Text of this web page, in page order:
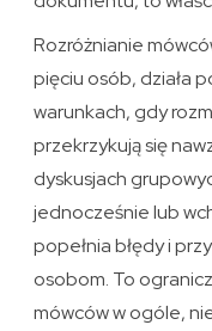
Rozróżnianie
pięciu osób, działa
warunkach, gdy
przekrzykują się
dyskusjach
jednocześnie lub
popełnia błędy i
osobom. To
mówców w ogóle,